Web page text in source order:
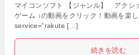
マイコンソフト 【ジャンル】 アクシ
ゲーム ↓の動画をクリック！動画を楽
service=”rakute […]
続きを読む